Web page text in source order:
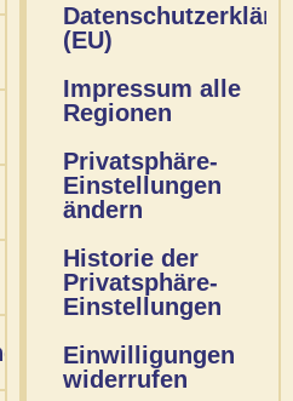
(EU)
Impressum alle
Regionen
Privatsphäre-
Einstellungen
ändern
Historie der
Privatsphäre-
Einstellungen
Einwilligungen
widerrufen